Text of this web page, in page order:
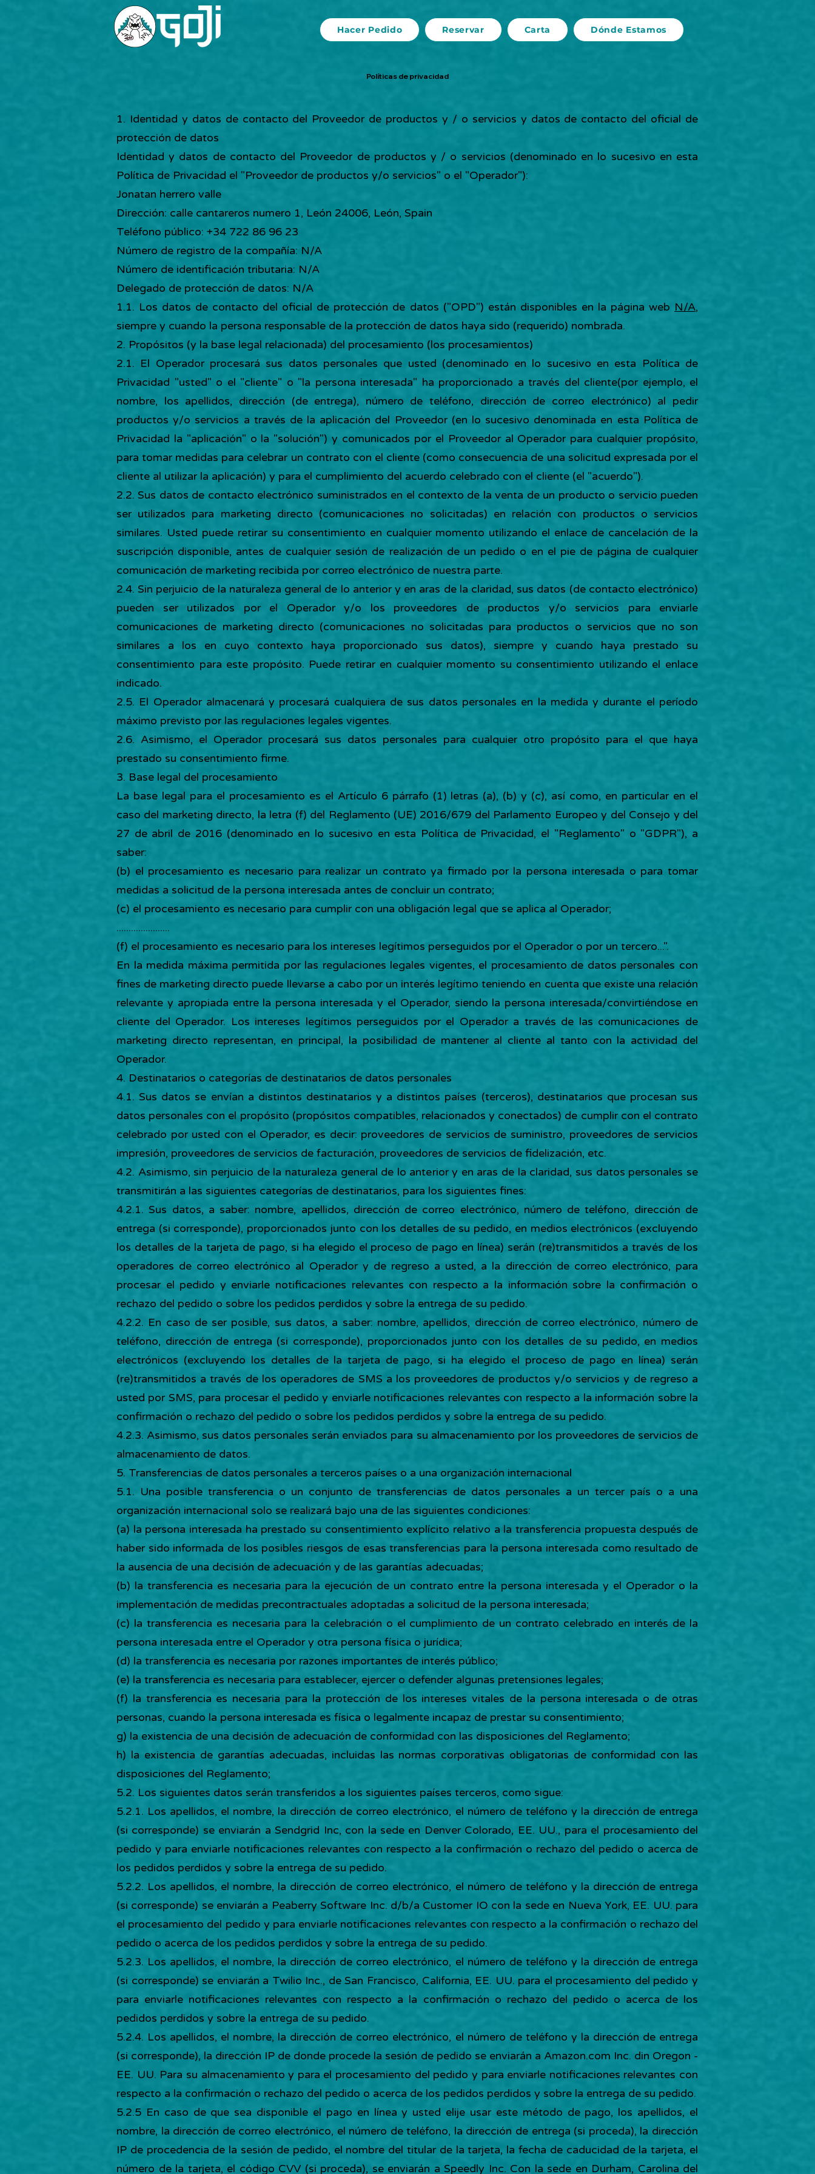
Hacer Pedido Reservar Carta Dónde Estamos
Políticas de privacidad
1. Identidad y datos de contacto del Proveedor de productos y / o servicios y datos de contacto del oficial de
protección de datos
Identidad y datos de contacto del Proveedor de productos y / o servicios (denominado en lo sucesivo en esta
Política de Privacidad el "Proveedor de productos y/o servicios" o el "Operador"):
Jonatan herrero valle
Dirección: calle cantareros numero 1, León 24006, León, Spain
Teléfono público: +34 722 86 96 23
Número de registro de la compañía: N/A
Número de identificación tributaria: N/A
Delegado de protección de datos: N/A
1.1. Los datos de contacto del oficial de protección de datos ("OPD") están disponibles en la página web N/A,
siempre y cuando la persona responsable de la protección de datos haya sido (requerido) nombrada.
2. Propósitos (y la base legal relacionada) del procesamiento (los procesamientos)
2.1. El Operador procesará sus datos personales que usted (denominado en lo sucesivo en esta Política de
Privacidad "usted" o el "cliente" o "la persona interesada" ha proporcionado a través del cliente(por ejemplo, el
nombre, los apellidos, dirección (de entrega), número de teléfono, dirección de correo electrónico) al pedir
productos y/o servicios a través de la aplicación del Proveedor (en lo sucesivo denominada en esta Política de
Privacidad la "aplicación" o la "solución") y comunicados por el Proveedor al Operador para cualquier propósito,
para tomar medidas para celebrar un contrato con el cliente (como consecuencia de una solicitud expresada por el
cliente al utilizar la aplicación) y para el cumplimiento del acuerdo celebrado con el cliente (el "acuerdo").
2.2. Sus datos de contacto electrónico suministrados en el contexto de la venta de un producto o servicio pueden
ser utilizados para marketing directo (comunicaciones no solicitadas) en relación con productos o servicios
similares. Usted puede retirar su consentimiento en cualquier momento utilizando el enlace de cancelación de la
suscripción disponible, antes de cualquier sesión de realización de un pedido o en el pie de página de cualquier
comunicación de marketing recibida por correo electrónico de nuestra parte.
2.4. Sin perjuicio de la naturaleza general de lo anterior y en aras de la claridad, sus datos (de contacto electrónico)
pueden ser utilizados por el Operador y/o los proveedores de productos y/o servicios para enviarle
comunicaciones de marketing directo (comunicaciones no solicitadas para productos o servicios que no son
similares a los en cuyo contexto haya proporcionado sus datos), siempre y cuando haya prestado su
consentimiento para este propósito. Puede retirar en cualquier momento su consentimiento utilizando el enlace
indicado.
2.5. El Operador almacenará y procesará cualquiera de sus datos personales en la medida y durante el período
máximo previsto por las regulaciones legales vigentes.
2.6. Asimismo, el Operador procesará sus datos personales para cualquier otro propósito para el que haya
prestado su consentimiento firme.
3. Base legal del procesamiento
La base legal para el procesamiento es el Artículo 6 párrafo (1) letras (a), (b) y (c), así como, en particular en el
caso del marketing directo, la letra (f) del Reglamento (UE) 2016/679 del Parlamento Europeo y del Consejo y del
27 de abril de 2016 (denominado en lo sucesivo en esta Política de Privacidad, el "Reglamento" o "GDPR"), a
saber:
(b) el procesamiento es necesario para realizar un contrato ya firmado por la persona interesada o para tomar
medidas a solicitud de la persona interesada antes de concluir un contrato;
(c) el procesamiento es necesario para cumplir con una obligación legal que se aplica al Operador;
......................
(f) el procesamiento es necesario para los intereses legítimos perseguidos por el Operador o por un tercero...".
En la medida máxima permitida por las regulaciones legales vigentes, el procesamiento de datos personales con
fines de marketing directo puede llevarse a cabo por un interés legítimo teniendo en cuenta que existe una relación
relevante y apropiada entre la persona interesada y el Operador, siendo la persona interesada/convirtiéndose en
cliente del Operador. Los intereses legítimos perseguidos por el Operador a través de las comunicaciones de
marketing directo representan, en principal, la posibilidad de mantener al cliente al tanto con la actividad del
Operador.
4. Destinatarios o categorías de destinatarios de datos personales
4.1. Sus datos se envían a distintos destinatarios y a distintos países (terceros), destinatarios que procesan sus
datos personales con el propósito (propósitos compatibles, relacionados y conectados) de cumplir con el contrato
celebrado por usted con el Operador, es decir: proveedores de servicios de suministro, proveedores de servicios
impresión, proveedores de servicios de facturación, proveedores de servicios de fidelización, etc.
4.2. Asimismo, sin perjuicio de la naturaleza general de lo anterior y en aras de la claridad, sus datos personales se
transmitirán a las siguientes categorías de destinatarios, para los siguientes fines:
4.2.1. Sus datos, a saber: nombre, apellidos, dirección de correo electrónico, número de teléfono, dirección de
entrega (si corresponde), proporcionados junto con los detalles de su pedido, en medios electrónicos (excluyendo
los detalles de la tarjeta de pago, si ha elegido el proceso de pago en línea) serán (re)transmitidos a través de los
operadores de correo electrónico al Operador y de regreso a usted, a la dirección de correo electrónico, para
procesar el pedido y enviarle notificaciones relevantes con respecto a la información sobre la confirmación o
rechazo del pedido o sobre los pedidos perdidos y sobre la entrega de su pedido.
4.2.2. En caso de ser posible, sus datos, a saber: nombre, apellidos, dirección de correo electrónico, número de
teléfono, dirección de entrega (si corresponde), proporcionados junto con los detalles de su pedido, en medios
electrónicos (excluyendo los detalles de la tarjeta de pago, si ha elegido el proceso de pago en línea) serán
(re)transmitidos a través de los operadores de SMS a los proveedores de productos y/o servicios y de regreso a
usted por SMS, para procesar el pedido y enviarle notificaciones relevantes con respecto a la información sobre la
confirmación o rechazo del pedido o sobre los pedidos perdidos y sobre la entrega de su pedido.
4.2.3. Asimismo, sus datos personales serán enviados para su almacenamiento por los proveedores de servicios de
almacenamiento de datos.
5. Transferencias de datos personales a terceros países o a una organización internacional
5.1. Una posible transferencia o un conjunto de transferencias de datos personales a un tercer país o a una
organización internacional solo se realizará bajo una de las siguientes condiciones:
(a) la persona interesada ha prestado su consentimiento explícito relativo a la transferencia propuesta después de
haber sido informada de los posibles riesgos de esas transferencias para la persona interesada como resultado de
la ausencia de una decisión de adecuación y de las garantías adecuadas;
(b) la transferencia es necesaria para la ejecución de un contrato entre la persona interesada y el Operador o la
implementación de medidas precontractuales adoptadas a solicitud de la persona interesada;
(c) la transferencia es necesaria para la celebración o el cumplimiento de un contrato celebrado en interés de la
persona interesada entre el Operador y otra persona física o jurídica;
(d) la transferencia es necesaria por razones importantes de interés público;
(e) la transferencia es necesaria para establecer, ejercer o defender algunas pretensiones legales;
(f) la transferencia es necesaria para la protección de los intereses vitales de la persona interesada o de otras
personas, cuando la persona interesada es física o legalmente incapaz de prestar su consentimiento;
g) la existencia de una decisión de adecuación de conformidad con las disposiciones del Reglamento;
h) la existencia de garantías adecuadas, incluidas las normas corporativas obligatorias de conformidad con las
disposiciones del Reglamento;
5.2. Los siguientes datos serán transferidos a los siguientes países terceros, como sigue:
5.2.1. Los apellidos, el nombre, la dirección de correo electrónico, el número de teléfono y la dirección de entrega
(si corresponde) se enviarán a Sendgrid Inc, con la sede en Denver Colorado, EE. UU., para el procesamiento del
pedido y para enviarle notificaciones relevantes con respecto a la confirmación o rechazo del pedido o acerca de
los pedidos perdidos y sobre la entrega de su pedido.
5.2.2. Los apellidos, el nombre, la dirección de correo electrónico, el número de teléfono y la dirección de entrega
(si corresponde) se enviarán a Peaberry Software Inc. d/b/a Customer IO con la sede en Nueva York, EE. UU. para
el procesamiento del pedido y para enviarle notificaciones relevantes con respecto a la confirmación o rechazo del
pedido o acerca de los pedidos perdidos y sobre la entrega de su pedido.
5.2.3. Los apellidos, el nombre, la dirección de correo electrónico, el número de teléfono y la dirección de entrega
(si corresponde) se enviarán a Twilio Inc., de San Francisco, California, EE. UU. para el procesamiento del pedido y
para enviarle notificaciones relevantes con respecto a la confirmación o rechazo del pedido o acerca de los
pedidos perdidos y sobre la entrega de su pedido.
5.2.4. Los apellidos, el nombre, la dirección de correo electrónico, el número de teléfono y la dirección de entrega
(si corresponde), la dirección IP de donde procede la sesión de pedido se enviarán a Amazon.com Inc. din Oregon -
EE. UU. Para su almacenamiento y para el procesamiento del pedido y para enviarle notificaciones relevantes con
respecto a la confirmación o rechazo del pedido o acerca de los pedidos perdidos y sobre la entrega de su pedido.
5.2.5 En caso de que sea disponible el pago en línea y usted elije usar este método de pago, los apellidos, el
nombre, la dirección de correo electrónico, el número de teléfono, la dirección de entrega (si proceda), la dirección
IP de procedencia de la sesión de pedido, el nombre del titular de la tarjeta, la fecha de caducidad de la tarjeta, el
número de la tarjeta, el código CVV (si proceda), se enviarán a Speedly Inc. Con la sede en Durham, Carolina del